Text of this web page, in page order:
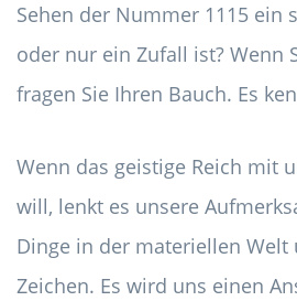
Sehen der Nummer 1115 ein
oder nur ein Zufall ist? Wenn
fragen Sie Ihren Bauch. Es
Wenn das geistige Reich mit
will, lenkt es unsere
Dinge in der materiellen Welt
Zeichen. Es wird uns einen